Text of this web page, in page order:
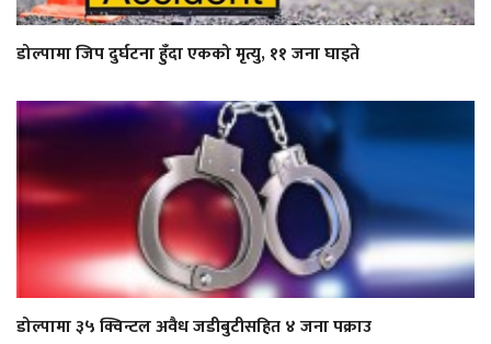
डोल्पामा जिप दुर्घटना हुँदा एकको मृत्यु, ११ जना घाइते
डोल्पामा ३५ क्विन्टल अवैध जडीबुटीसहित ४ जना पक्राउ